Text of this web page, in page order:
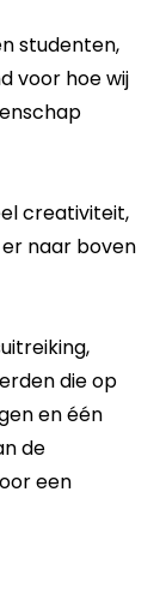
studenten,
voor hoe wij
creativiteit,
naar boven
die op
en één
de
een